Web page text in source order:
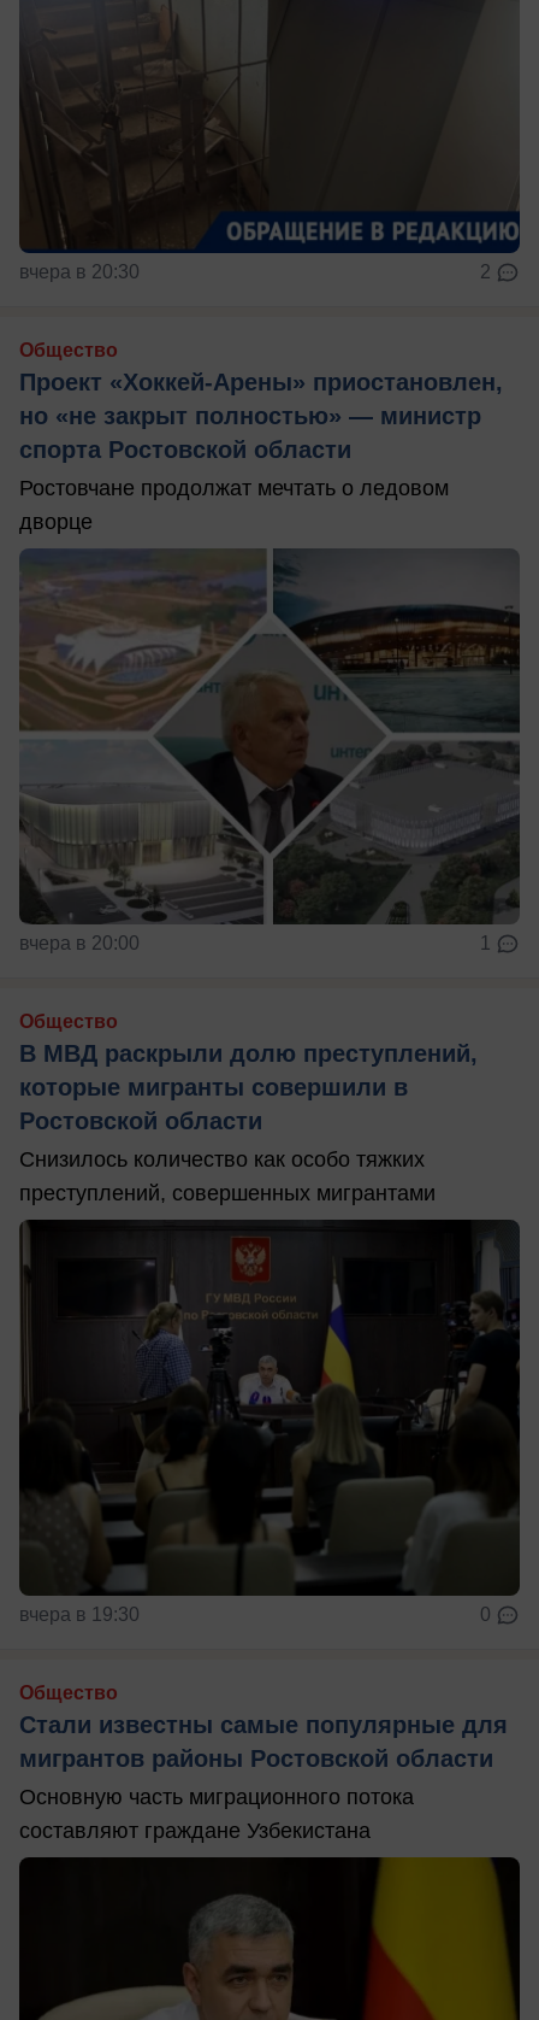
вчера в 20:30 2
Общество
Проект «Хоккей-Арены» приостановлен,
но «не закрыт полностью» — министр
спорта Ростовской области
Ростовчане продолжат мечтать о ледовом
дворце
вчера в 20:00 1
Общество
В МВД раскрыли долю преступлений,
которые мигранты совершили в
Ростовской области
Снизилось количество как особо тяжких
преступлений, совершенных мигрантами
вчера в 19:30 0
Общество
Стали известны самые популярные для
мигрантов районы Ростовской области
Основную часть миграционного потока
составляют граждане Узбекистана